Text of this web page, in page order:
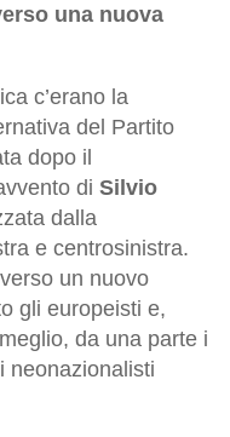
una nuova
c’erano la
del Partito
dopo il
di Silvio
dalla
e centrosinistra.
un nuovo
gli europeisti e,
da una parte i
neonazionalisti